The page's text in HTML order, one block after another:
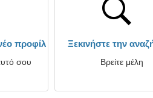
προφίλ
σου
Ξεκινήστε την
Βρείτε μέλη